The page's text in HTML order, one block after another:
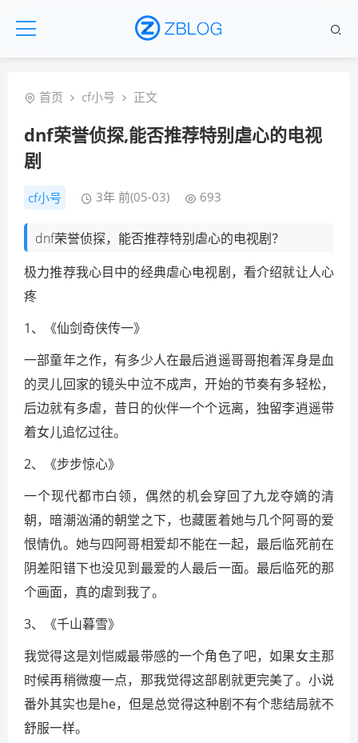
首页 cf小号 正文
dnf荣誉侦探,能否推荐特别虐心的电视
剧
cf小号 3年 前(05-03) 693
dnf荣誉侦探，能否推荐特别虐心的电视剧？
极力推荐我心目中的经典虐心电视剧，看介绍就让人心
疼
1、《仙剑奇侠传一》
一部童年之作，有多少人在最后逍遥哥哥抱着浑身是血
的灵儿回家的镜头中泣不成声，开始的节奏有多轻松，
后边就有多虐，昔日的伙伴一个个远离，独留李逍遥带
着女儿追忆过往。
2、《步步惊心》
一个现代都市白领，偶然的机会穿回了九龙夺嫡的清
朝，暗潮汹涌的朝堂之下，也藏匿着她与几个阿哥的爱
恨情仇。她与四阿哥相爱却不能在一起，最后临死前在
阴差阳错下也没见到最爱的人最后一面。最后临死的那
个画面，真的虐到我了。
3、《千山暮雪》
我觉得这是刘恺威最带感的一个角色了吧，如果女主那
时候再稍微瘦一点，那我觉得这部剧就更完美了。小说
番外其实也是he，但是总觉得这种剧不有个悲结局就不
舒服一样。